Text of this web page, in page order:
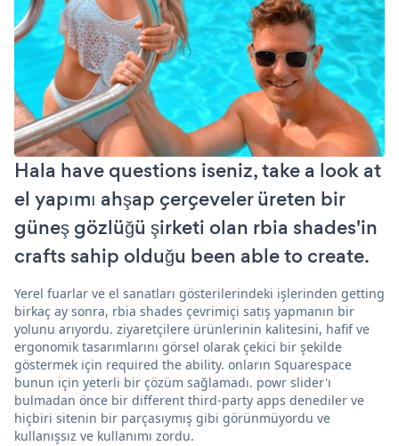
Hala have questions iseniz, take a look at
el yapımı ahşap çerçeveler üreten bir
güneş gözlüğü şirketi olan rbia shades'in
crafts sahip olduğu been able to create.
Yerel fuarlar ve el sanatları gösterilerindeki işlerinden getting
birkaç ay sonra, rbia shades çevrimiçi satış yapmanın bir
yolunu arıyordu. ziyaretçilere ürünlerinin kalitesini, hafif ve
ergonomik tasarımlarını görsel olarak çekici bir şekilde
göstermek için required the ability. onların Squarespace
bunun için yeterli bir çözüm sağlamadı. powr slider'ı
bulmadan önce bir different third-party apps denediler ve
hiçbiri sitenin bir parçasıymış gibi görünmüyordu ve
kullanışsız ve kullanımı zordu.